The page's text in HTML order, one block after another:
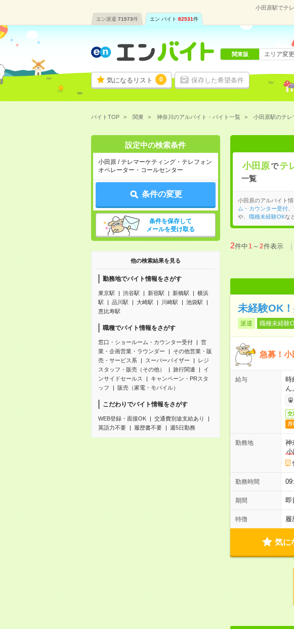
小田原駅でテ
エン派遣 71573件 エン バイト 82531件
気になるリスト 0 保存した希望条件
関東版 エリア変更
バイトTOP 関東 神奈川のアルバイト・バイト一覧 小田原駅のテレ
設定中の検索条件
小田原 / テレマーケティング・テレフォン
オペレーター・コールセンター
条件の変更
条件を保存して
メールを受け取る
他の検索結果を見る
勤務地でバイト情報をさがす
東京駅 渋谷駅 新宿駅 新橋駅
横浜
駅
品川駅 大崎駅 川崎駅
池袋駅
恵比寿駅
職種でバイト情報をさがす
窓口・ショールーム・カウンター受付
営
業・企画営業・ラウンダー
その他営業・販
売・サービス系
スーパーバイザー
レジ
スタッフ・販売（その他）
旅行関連
イ
ンサイドセールス
キャンペーン・PRスタ
ッフ
販売（家電・モバイル）
こだわりでバイト情報をさがす
WEB登録・面接OK
交通費別途支給あり
英語力不要
履歴書不要 週5日勤務
小田原で テ
一覧
小田原のアルバイト
ム・カウンター受付、
や、 職種未経験OKな
2件中1～2件表示
未経験OK
派遣 職種未経験
急募！小
給与
時
交
月
勤務地
神
小
勤務時間
期間 即
特徴 履
気に